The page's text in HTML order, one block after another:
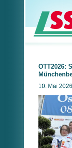
OTT2026:
10. Mai 2026